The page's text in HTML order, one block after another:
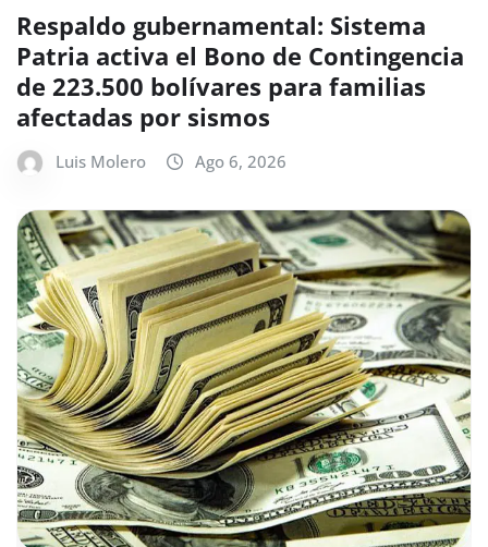
Respaldo gubernamental: Sistema
Patria activa el Bono de Contingencia
de 223.500 bolívares para familias
afectadas por sismos
Luis Molero Ago 6, 2026